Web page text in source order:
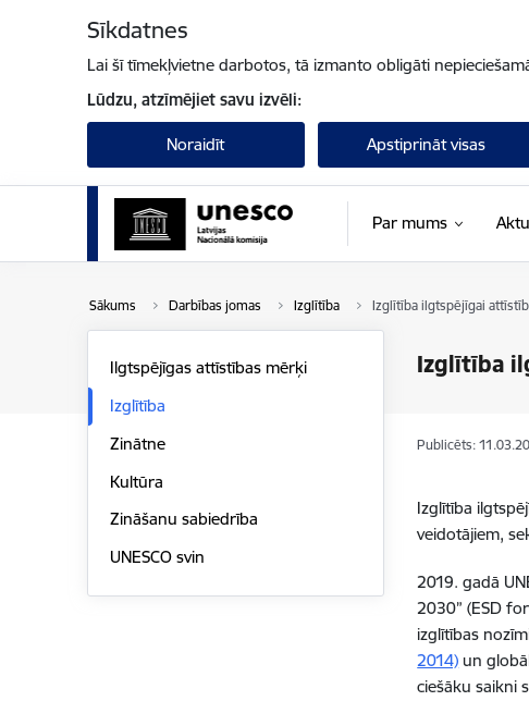
Sīkdatnes
Lai šī tīmekļvietne darbotos, tā izmanto obligāti
Lūdzu, atzīmējiet savu izvēli:
Noraidīt Apstiprināt visas
Par mums
Sākums Darbības jomas Izglītība Izglītība ilgtspējīgai
Izglītība
Ilgtspējīgas attīstības mērķi
Izglītība
Zinātne
Kultūra
Zināšanu sabiedrība
UNESCO svin
Publicēts:
Izglītība
veidotājiem,
2019. gadā
2030” (ESD
izglītības
2014) un
ciešāku saikni